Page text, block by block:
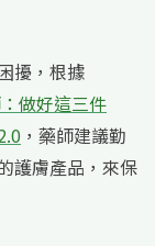
擾，根據
做好這三件
，藥師建議勤
護膚產品，來保